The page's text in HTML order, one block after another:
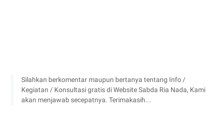
Silahkan berkomentar maupun bertanya tentang Info /
Kegiatan / Konsultasi gratis di Website Sabda Ria Nada, Kami
akan menjawab secepatnya. Terimakasih...